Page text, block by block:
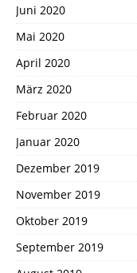
Juni 2020
Mai 2020
April 2020
März 2020
Februar 2020
Januar 2020
Dezember 2019
November 2019
Oktober 2019
September 2019